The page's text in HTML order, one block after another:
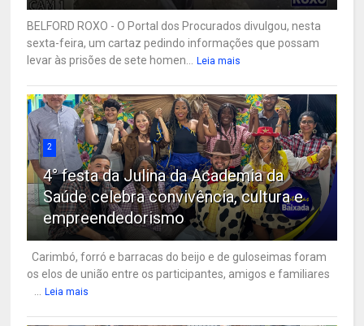
BELFORD ROXO - O Portal dos Procurados divulgou, nesta
sexta-feira, um cartaz pedindo informações que possam
levar às prisões de sete homen...
Leia mais
2
4° festa da Julina da Academia da
Saúde celebra convivência, cultura e
empreendedorismo
Carimbó, forró e barracas do beijo e de guloseimas foram
os elos de união entre os participantes, amigos e familiares
Leia mais